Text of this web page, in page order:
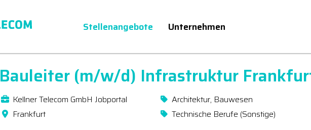
Stellenangebote Unternehmen
Bauleiter (m/w/d) Infrastruktur
Kellner Telecom GmbH Jobportal
Frankfurt
Architektur, Bauwesen
Technische Berufe (Sonstige)